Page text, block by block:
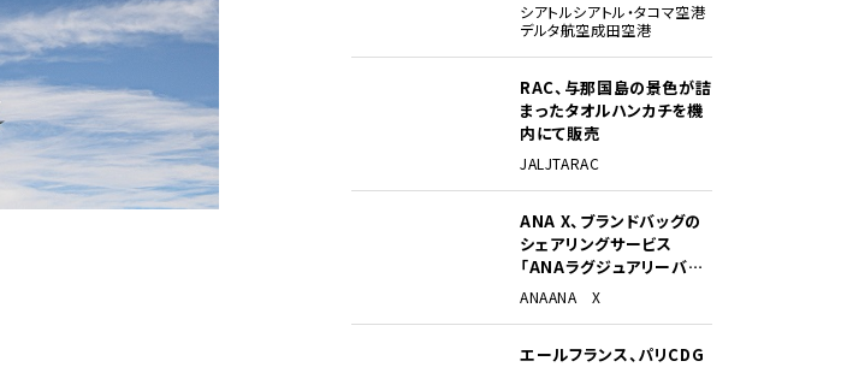
シアトルシアトル・タコマ空港
デルタ航空成田空港
RAC、与那国島の景色が詰
まったタオルハンカチを機
内にて販売
JAL JTARAC
ANA X、ブランドバッグの
シェアリングサービス
「ANAラグジュアリーバッ
グ」開始
ANAANA X
エールフランス、パリCDG